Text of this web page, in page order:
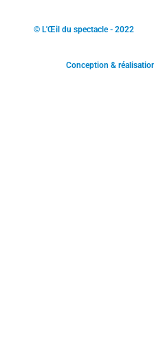
© L'Œil du spectacle - 2022
Conception &